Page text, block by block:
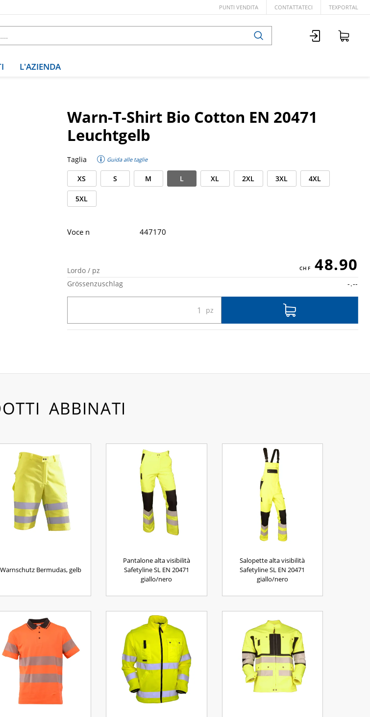
PUNTI VENDITA CONTATTATECI TEXPORTAL
L'AZIENDA
Warn-T-Shirt Bio Cotton EN 20471
Leuchtgelb
Taglia Guida alle taglie
XS S M L XL 2XL 3XL 4XL
5XL
Lordo / pz 48.90
Grössenzuschlag -.--
Voce n 447170
ABBINATI
Warnschutz Bermudas, gelb
Pantalone alta visibilità
Safetyline SL EN 20471
giallo/nero
Salopette alta visibilità
Safetyline SL EN 20471
giallo/nero